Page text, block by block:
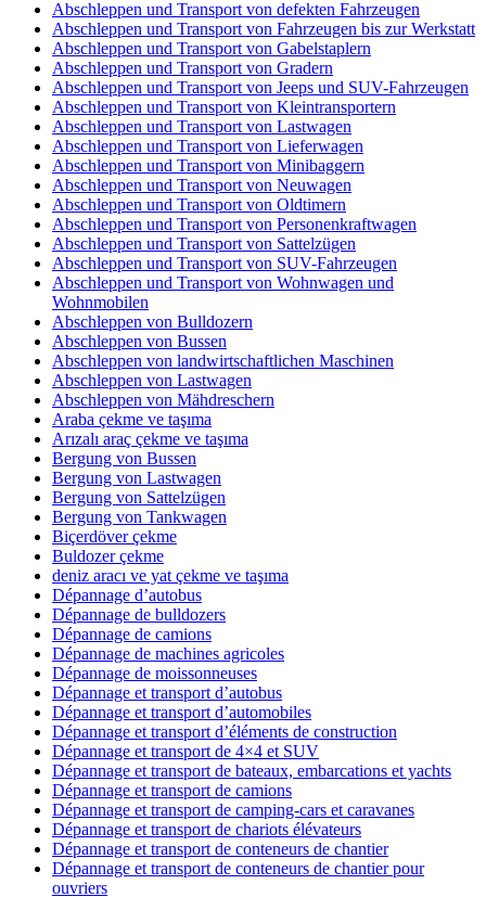
Abschleppen und Transport von defekten Fahrzeugen
Abschleppen und Transport von Fahrzeugen bis zur Werkstatt
Abschleppen und Transport von Gabelstaplern
Abschleppen und Transport von Gradern
Abschleppen und Transport von Jeeps und SUV-Fahrzeugen
Abschleppen und Transport von Kleintransportern
Abschleppen und Transport von Lastwagen
Abschleppen und Transport von Lieferwagen
Abschleppen und Transport von Minibaggern
Abschleppen und Transport von Neuwagen
Abschleppen und Transport von Oldtimern
Abschleppen und Transport von Personenkraftwagen
Abschleppen und Transport von Sattelzügen
Abschleppen und Transport von SUV-Fahrzeugen
Abschleppen und Transport von Wohnwagen und
Wohnmobilen
Abschleppen von Bulldozern
Abschleppen von Bussen
Abschleppen von landwirtschaftlichen Maschinen
Abschleppen von Lastwagen
Abschleppen von Mähdreschern
Araba çekme ve taşıma
Arızalı araç çekme ve taşıma
Bergung von Bussen
Bergung von Lastwagen
Bergung von Sattelzügen
Bergung von Tankwagen
Biçerdöver çekme
Buldozer çekme
deniz aracı ve yat çekme ve taşıma
Dépannage d’autobus
Dépannage de bulldozers
Dépannage de camions
Dépannage de machines agricoles
Dépannage de moissonneuses
Dépannage et transport d’autobus
Dépannage et transport d’automobiles
Dépannage et transport d’éléments de construction
Dépannage et transport de 4×4 et SUV
Dépannage et transport de bateaux, embarcations et yachts
Dépannage et transport de camions
Dépannage et transport de camping-cars et caravanes
Dépannage et transport de chariots élévateurs
Dépannage et transport de conteneurs de chantier
Dépannage et transport de conteneurs de chantier pour
ouvriers